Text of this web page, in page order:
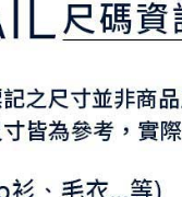
４．使
即時審
結果請
動。
免運費